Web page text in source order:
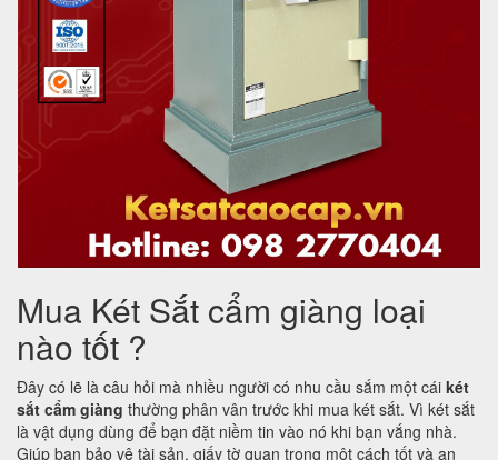
Mua Két Sắt cẩm giàng loại
nào tốt ?
Đây có lẽ là câu hỏi mà nhiều người có nhu cầu sắm một cái két
sắt cẩm giàng thường phân vân trước khi mua két sắt. Vì két sắt
là vật dụng dùng để bạn đặt niềm tin vào nó khi bạn vắng nhà.
Giúp bạn bảo vệ tài sản, giấy tờ quan trọng một cách tốt và an